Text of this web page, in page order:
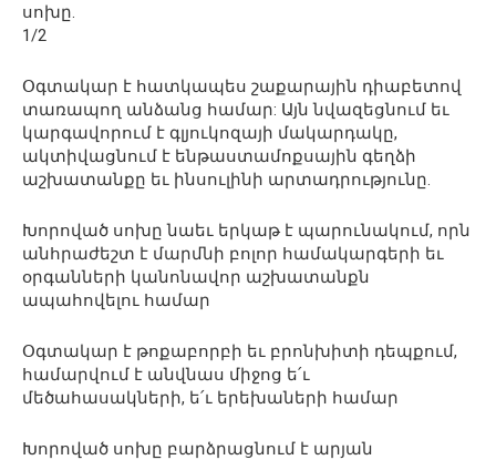
սոխը.
1/2
Օգտակար է հատկապես շաքարային դիաբետով
տառապող անձանց համար: Այն նվազեցնում եւ
կարգավորում է գլյուկոզայի մակարդակը,
ակտիվացնում է ենթաստամոքսային գեղձի
աշխատանքը եւ ինսուլինի արտադրությունը.
Խորոված սոխը նաեւ երկաթ է պարունակում, որն
անհրաժեշտ է մարմնի բոլոր համակարգերի եւ
օրգանների կանոնավոր աշխատանքն
ապահովելու համար
Օգտակար է թոքաբորբի եւ բրոնխիտի դեպքում,
համարվում է անվնաս միջոց ե՛ւ
մեծահասակների, ե՛ւ երեխաների համար
Խորոված սոխը բարձրացնում է արյան